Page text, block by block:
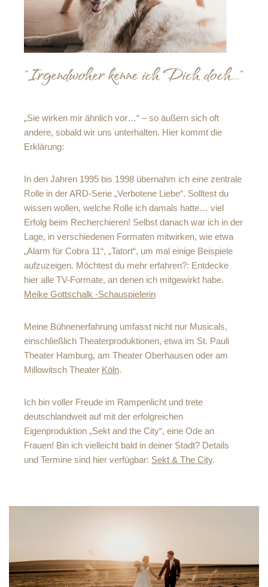
„Sie wirken mir ähnlich vor…“ – so äußern sich oft
andere, sobald wir uns unterhalten. Hier kommt die
Erklärung:
In den Jahren 1995 bis 1998 übernahm ich eine zentrale
Rolle in der ARD-Serie „Verbotene Liebe“. Solltest du
wissen wollen, welche Rolle ich damals hatte… viel
Erfolg beim Recherchieren! Selbst danach war ich in der
Lage, in verschiedenen Formaten mitwirken, wie etwa
„Alarm für Cobra 11“, „Tatort“, um mal einige Beispiele
aufzuzeigen. Möchtest du mehr erfahren?: Entdecke
hier alle TV-Formate, an denen ich mitgewirkt habe.
Meike Gottschalk -Schauspielerin
Meine Bühnenerfahrung umfasst nicht nur Musicals,
einschließlich Theaterproduktionen, etwa im St. Pauli
Theater Hamburg, am Theater Oberhausen oder am
Millowitsch Theater Köln.
Ich bin voller Freude im Rampenlicht und trete
deutschlandweit auf mit der erfolgreichen
Eigenproduktion „Sekt and the City“, eine Ode an
Frauen! Bin ich vielleicht bald in deiner Stadt? Details
und Termine sind hier verfügbar: Sekt & The City.